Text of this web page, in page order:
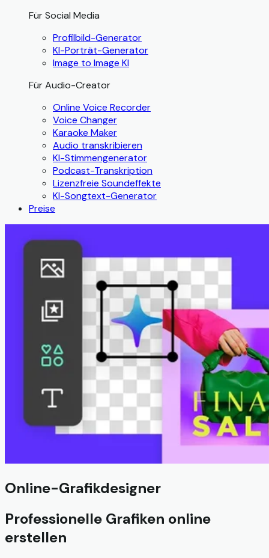
Für Social Media
Profilbild-Generator
KI-Porträt-Generator
Image to Image KI
Für Audio-Creator
Online Voice Recorder
Voice Changer
Karaoke Maker
Audio transkribieren
KI-Stimmengenerator
Podcast-Transkription
Lizenzfreie Soundeffekte
KI-Songtext-Generator
Preise
Online-Grafikdesigner
Professionelle Grafiken online
erstellen